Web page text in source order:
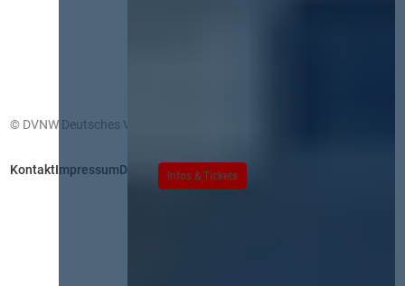
Infos & Tickets
© DVNW Deutsches Vergabenetzwerk GmbH
KontaktImpressumDatenschutz